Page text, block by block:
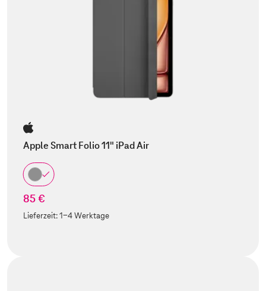
Apple Smart Folio 11" iPad Air
85 €
Lieferzeit:1-4 Werktage